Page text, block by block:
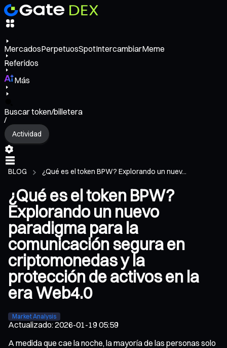
MercadosPerpetuosSpotIntercambiarMeme
Referidos
Más
Buscar token/billetera
/
Actividad
BLOG ¿Qué es el token BPW? Explorando un nuev...
¿Qué es el token BPW?
Explorando un nuevo
paradigma para la
comunicación segura en
criptomonedas y la
protección de activos en la
era Web4.0
Market Analysis
Actualizado:2026-01-19 05:59
A medida que cae la noche, la mayoría de las personas solo